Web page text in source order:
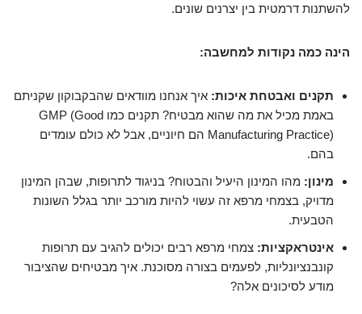
להשתנות דרמטית בין יצרנים שונים.
הינה כמה נקודות למחשבה:
תקנים ואבטחת איכות: איך אנחנו מוודאים שהבקבוקון שקניתם
באמת מכיל את מה שהוא מבטיח? תקנים כמו GMP (Good
Manufacturing Practice) הם חיוניים, אבל לא כולם עומדים
בהם.
מינון: מהו המינון היעיל והבטוח? בניגוד לתרופות, שבהן המינון
מדויק, בצמחי מרפא זה עשוי להיות מורכב יותר בגלל השונות
הטבעית.
אינטראקציות: צמחי מרפא רבים יכולים להגיב עם תרופות
קונבנציונליות, לפעמים בצורה מסוכנת. איך מבטיחים שהציבור
מודע לסיכונים אלה?